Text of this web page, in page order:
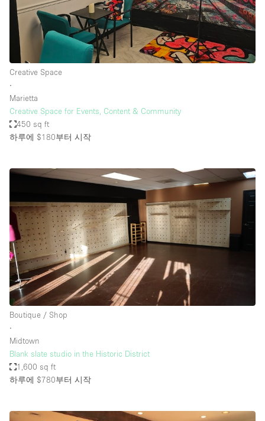
Creative Space
∙
Marietta
Creative Space for Events, Content & Community
450 sq ft
하루에 $180부터 시작
Boutique / Shop
∙
Midtown
Blank slate studio in the Historic District
1,600 sq ft
하루에 $780부터 시작